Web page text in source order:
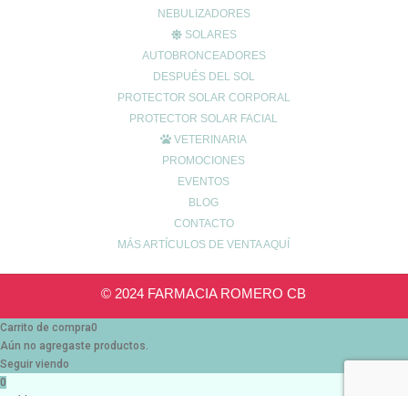
NEBULIZADORES
SOLARES
AUTOBRONCEADORES
DESPUÉS DEL SOL
PROTECTOR SOLAR CORPORAL
PROTECTOR SOLAR FACIAL
VETERINARIA
PROMOCIONES
EVENTOS
BLOG
CONTACTO
MÁS ARTÍCULOS DE VENTA AQUÍ
Política de privacidad
Síguenos en las
Redes Sociales
© 2024 FARMACIA ROMERO CB
Carrito de compra0
Aún no agregaste productos.
Seguir viendo
0